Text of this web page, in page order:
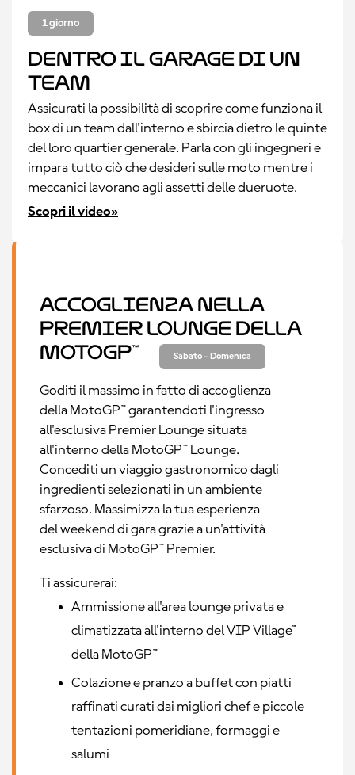
1 giorno
Dentro il garage di un
team
Assicurati la possibilità di scoprire come funziona il
box di un team dall'interno e sbircia dietro le quinte
del loro quartier generale. Parla con gli ingegneri e
impara tutto ciò che desideri sulle moto mentre i
meccanici lavorano agli assetti delle dueruote.
Scopri il video»
Accoglienza nella
Premier Lounge della
MotoGP™
Sabato - Domenica
Goditi il massimo in fatto di accoglienza
della MotoGP™ garantendoti l'ingresso
all'esclusiva Premier Lounge situata
all'interno della MotoGP™ Lounge.
Concediti un viaggio gastronomico dagli
ingredienti selezionati in un ambiente
sfarzoso. Massimizza la tua esperienza
del weekend di gara grazie a un'attività
esclusiva di MotoGP™ Premier.
Ti assicurerai:
Ammissione all'area lounge privata e
climatizzata all'interno del VIP Village™
della MotoGP™
Colazione e pranzo a buffet con piatti
raffinati curati dai migliori chef e piccole
tentazioni pomeridiane, formaggi e
salumi